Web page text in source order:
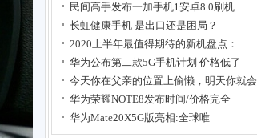
民间高手发布一加手机1安卓8.0刷机
长虹健康手机 是出口还是困局？
2020上半年最值得期待的新机盘点：
华为公布第二款5G手机计划 价格低了
今天你在父亲的位置上偷懒，明天你就会
华为荣耀NOTE8发布时间/价格完全
华为Mate20X5G版亮相:全球唯